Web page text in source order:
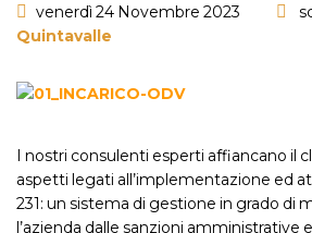
venerdì 24 Novembre 2023
Quintavalle
I nostri consulenti esperti affiancano il
aspetti legati all’implementazione ed
231: un sistema di gestione in grado di
l’azienda dalle sanzioni amministrative